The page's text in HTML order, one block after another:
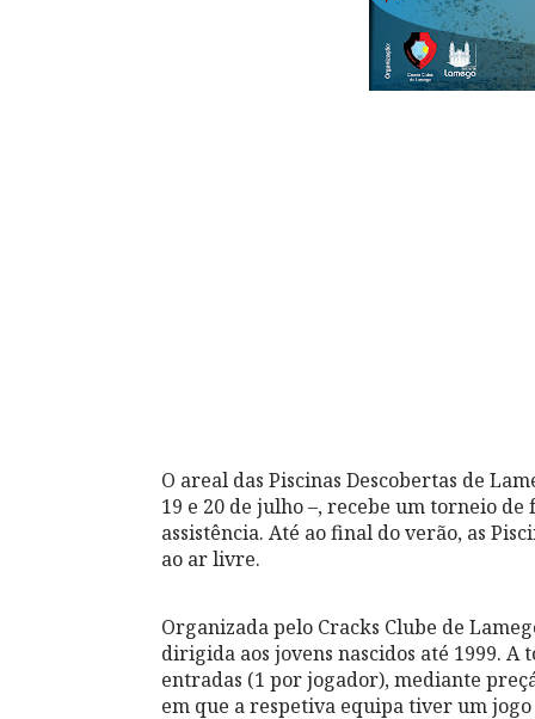
O areal das Piscinas Descobertas de
19 e 20 de julho –, recebe um torneio
assistência. Até ao final do verão, as
ao ar livre.
Organizada pelo Cracks Clube de
dirigida aos jovens nascidos até 1999.
entradas (1 por jogador), mediante
em que a respetiva equipa tiver um